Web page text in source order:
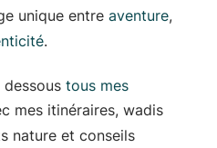
unique entre aventure,
.
dessous tous mes
mes itinéraires, wadis
nature et conseils